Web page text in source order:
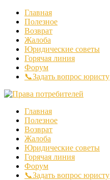
Главная
Полезное
Возврат
Жалоба
Юридические советы
Горячая линия
Форум
📞Задать вопрос юристу
Главная
Полезное
Возврат
Жалоба
Юридические советы
Горячая линия
Форум
📞Задать вопрос юристу